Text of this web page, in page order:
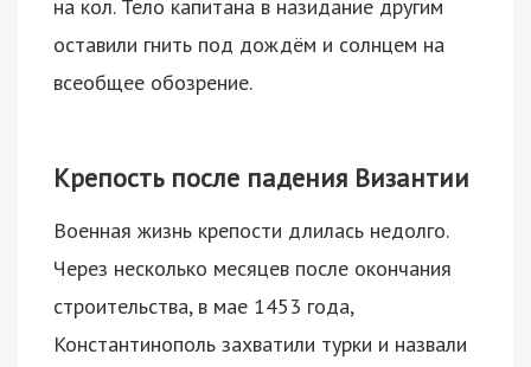
на кол. Тело капитана в назидание другим
оставили гнить под дождём и солнцем на
всеобщее обозрение.
Крепость после падения Византии
Военная жизнь крепости длилась недолго.
Через несколько месяцев после окончания
строительства, в мае 1453 года,
Константинополь захватили турки и назвали